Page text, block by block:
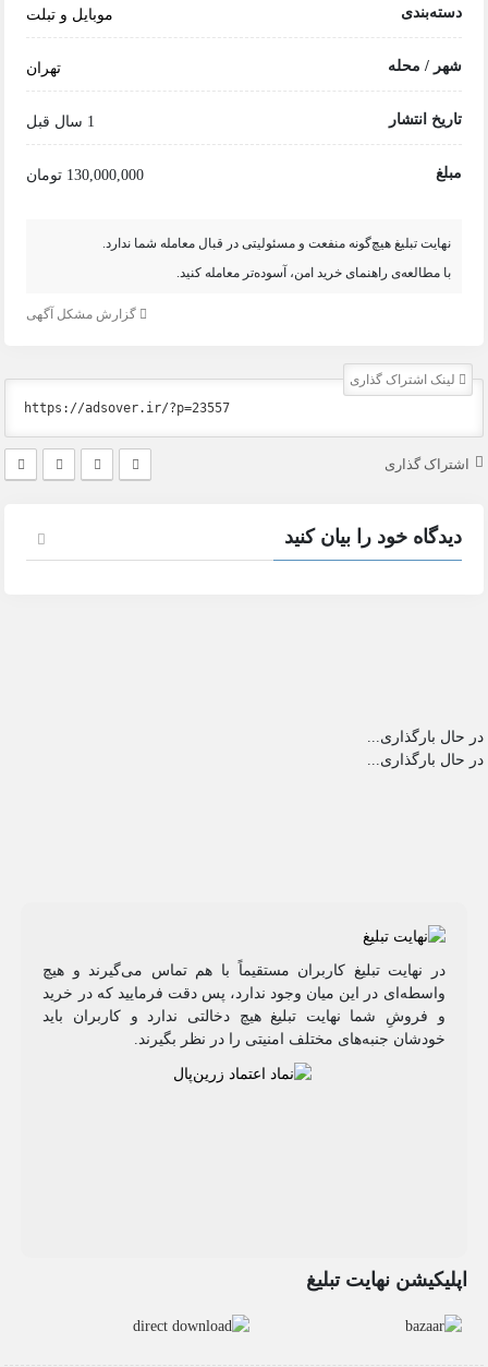
دسته‌بندی موبایل و تبلت
شهر / محله تهران
تاریخ انتشار 1 سال قبل
مبلغ 130,000,000 تومان
نهایت تبلیغ هیچ‌گونه منفعت و مسئولیتی در قبال معامله شما ندارد.
با مطالعه‌ی راهنمای خرید امن، آسوده‌تر معامله کنید.
گزارش مشکل آگهی
لینک اشتراک گذاری
اشتراک گذاری
دیدگاه خود را بیان کنید
در حال بارگذاری...
در حال بارگذاری...
در نهایت تبلیغ کاربران مستقیماً با هم تماس می‌گیرند و هیچ
واسطه‌ای در این میان وجود ندارد، پس دقت فرمایید که در خرید
و فروشِ شما نهایت تبلیغ هیچ دخالتی ندارد و کاربران باید
خودشان جنبه‌های مختلف امنیتی را در نظر بگیرند.
اپلیکیشن نهایت تبلیغ